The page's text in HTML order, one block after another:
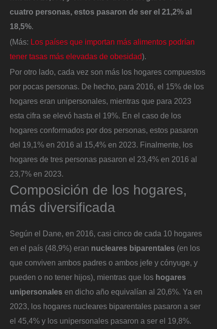
cuatro personas, estos pasaron de ser el 21,2% al
18,5%.
(Más: Los países que importan más alimentos podrían
tener tasas más elevadas de obesidad).
Por otro lado, cada vez son más los hogares compuestos
por pocas personas. De hecho, para 2016, el 15% de los
hogares eran unipersonales, mientras que para 2023
esta cifra se elevó hasta el 19%. En el caso de los
hogares conformados por dos personas, estos pasaron
del 19,1% en 2016 al 15,4% en 2023. Finalmente, los
hogares de tres personas pasaron el 23,4% en 2016 al
23,7% en 2023.
Composición de los hogares,
más diversificada
Según el Dane, en 2016, casi cinco de cada 10 hogares
en el país (48,9%) eran nucleares biparentales (en los
que conviven ambos padres o ambos jefe y cónyuge, y
pueden o no tener hijos), mientras que los hogares
unipersonales en dicho año equivalían al 20,6%. Ya en
2023, los hogares nucleares biparentales pasaron a ser
el 45,4% y los unipersonales pasaron a ser el 19,8%.